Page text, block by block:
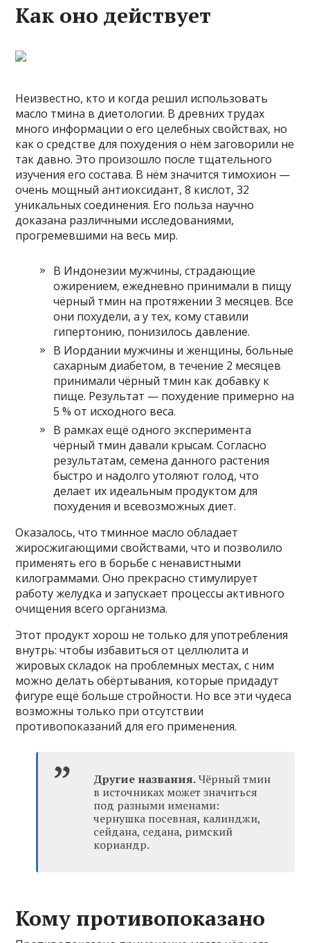
Как оно действует
Неизвестно, кто и когда решил использовать
масло тмина в диетологии. В древних трудах
много информации о его целебных свойствах, но
как о средстве для похудения о нём заговорили не
так давно. Это произошло после тщательного
изучения его состава. В нём значится тимохион —
очень мощный антиоксидант, 8 кислот, 32
уникальных соединения. Его польза научно
доказана различными исследованиями,
прогремевшими на весь мир.
В Индонезии мужчины, страдающие
ожирением, ежедневно принимали в пищу
чёрный тмин на протяжении 3 месяцев. Все
они похудели, а у тех, кому ставили
гипертонию, понизилось давление.
В Иордании мужчины и женщины, больные
сахарным диабетом, в течение 2 месяцев
принимали чёрный тмин как добавку к
пище. Результат — похудение примерно на
5 % от исходного веса.
В рамках ещё одного эксперимента
чёрный тмин давали крысам. Согласно
результатам, семена данного растения
быстро и надолго утоляют голод, что
делает их идеальным продуктом для
похудения и всевозможных диет.
Оказалось, что тминное масло обладает
жиросжигающими свойствами, что и позволило
применять его в борьбе с ненавистными
килограммами. Оно прекрасно стимулирует
работу желудка и запускает процессы активного
очищения всего организма.
Этот продукт хорош не только для употребления
внутрь: чтобы избавиться от целлюлита и
жировых складок на проблемных местах, с ним
можно делать обёртывания, которые придадут
фигуре ещё больше стройности. Но все эти чудеса
возможны только при отсутствии
противопоказаний для его применения.
Другие названия.Чёрный тмин
в источниках может значиться
под разными именами:
чернушка посевная, калинджи,
сейдана, седана, римский
кориандр.
Кому противопоказано